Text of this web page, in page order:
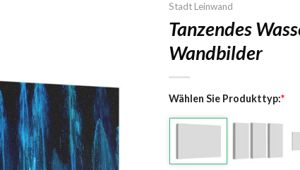
Stadt Leinwand
Tanzendes
Wandbilder
Wählen Sie Produkttyp:*